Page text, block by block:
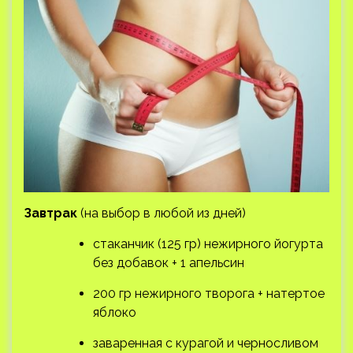
Завтрак (на выбор в любой из дней)
стаканчик (125 гр) нежирного йогурта
без добавок + 1 апельсин
200 гр нежирного творога + натертое
яблоко
заваренная с курагой и черносливом